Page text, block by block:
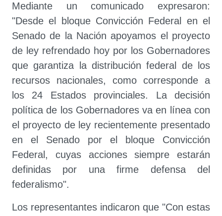
Mediante un comunicado expresaron:
"Desde el bloque Convicción Federal en el
Senado de la Nación apoyamos el proyecto
de ley refrendado hoy por los Gobernadores
que garantiza la distribución federal de los
recursos nacionales, como corresponde a
los 24 Estados provinciales. La decisión
política de los Gobernadores va en línea con
el proyecto de ley recientemente presentado
en el Senado por el bloque Convicción
Federal, cuyas acciones siempre estarán
definidas por una firme defensa del
federalismo".
Los representantes indicaron que "Con estas